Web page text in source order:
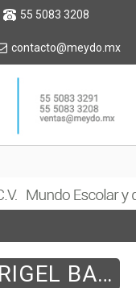
55 5083 3208
contacto@meydo.mx
SILLA OPERATIVA RIGEL BASYK